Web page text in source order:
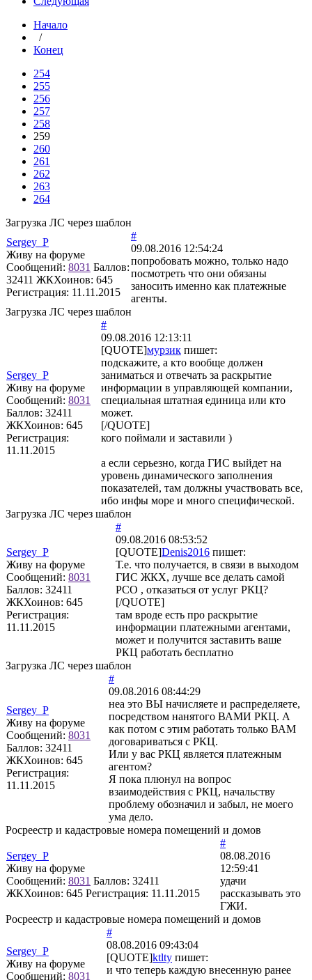
Начало
/
Конец
254
255
256
257
258
259
260
261
262
263
264
Загрузка ЛС через шаблон
Sergey_P
Живу на форуме
Сообщений: 8031 Баллов:
32411 ЖКХоинов: 645
Регистрация: 11.11.2015
#
09.08.2016 12:54:24
попробовать можно, только надо
посмотреть что они обязаны
заносить именно как платежные
агенты.
Загрузка ЛС через шаблон
Sergey_P
Живу на форуме
Сообщений: 8031
Баллов: 32411
ЖКХоинов: 645
Регистрация:
11.11.2015
#
09.08.2016 12:13:11
[QUOTE]мурзик пишет:
подскажите, а кто вообще должен
заниматься и отвечать за раскрытие
информации в управляющей компании,
специальная штатная единица или кто
может.
[/QUOTE]
кого поймали и заставили )
а если серьезно, когда ГИС выйдет на
уровень динамического заполнения
показателей, там должны участвовать все,
ибо инфы море и много специфической.
Загрузка ЛС через шаблон
Sergey_P
Живу на форуме
Сообщений: 8031
Баллов: 32411
ЖКХоинов: 645
Регистрация:
11.11.2015
#
09.08.2016 08:53:52
[QUOTE]Denis2016 пишет:
Т.е. что получается, в связи в выходом
ГИС ЖКХ, лучше все делать самой
РСО , отказаться от услуг РКЦ?
[/QUOTE]
там вроде есть про раскрытие
информации платежными агентами,
может и получится заставить ваше
РКЦ работать бесплатно
Загрузка ЛС через шаблон
Sergey_P
Живу на форуме
Сообщений: 8031
Баллов: 32411
ЖКХоинов: 645
Регистрация:
11.11.2015
#
09.08.2016 08:44:29
неа это ВЫ начисляете и распределяете,
посредством нанятого ВАМИ РКЦ. А
как потом с этим работать только ВАМ
договариваться с РКЦ.
Или у вас РКЦ является платежным
агентом?
Я пока плюнул на вопрос
взаимодействия с РКЦ, начальству
проблему обозначил и забыл, не моего
ума дело.
Росреестр и кадастровые номера помещений и домов
Sergey_P
Живу на форуме
Сообщений: 8031 Баллов: 32411
ЖКХоинов: 645 Регистрация: 11.11.2015
#
08.08.2016
12:59:41
удачи
рассказывать это
ГЖИ.
Росреестр и кадастровые номера помещений и домов
Sergey_P
Живу на форуме
Сообщений: 8031
#
08.08.2016 09:43:04
[QUOTE]ktlty пишет:
и что теперь каждую внесенную ранее